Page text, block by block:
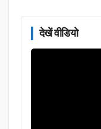
देखें वीडियो